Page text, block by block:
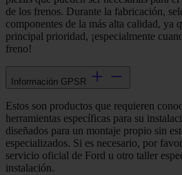
de los frenos. Durante la fabricación,
componentes de la más alta calidad, ya
principal prioridad, ¡especialmente
freno!
Información GPSR
Estos son productos que requieren
herramientas específicas para su
diseñados para un montaje propio sin
especializados. Si es necesario, por
servicio oficial de Ford u otro taller
instalación.